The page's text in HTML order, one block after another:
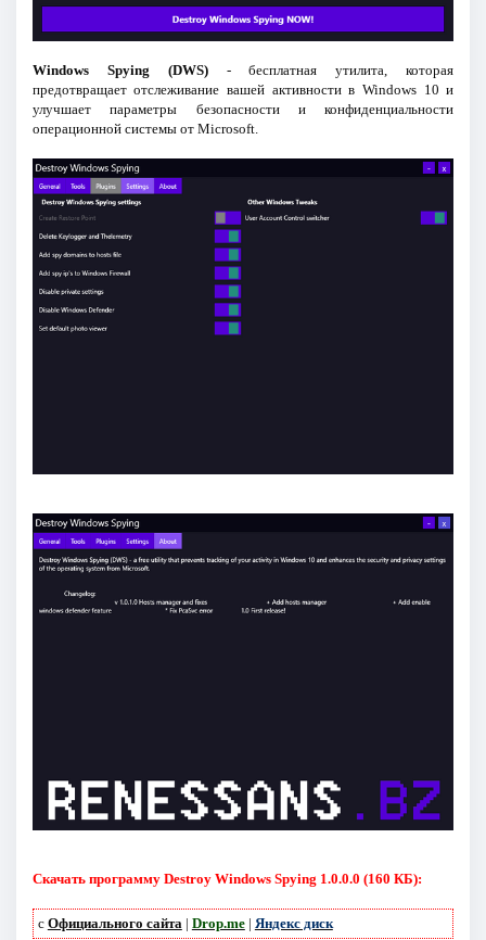
Windows Spying (DWS)- бесплатная утилита, которая
предотвращает отслеживание вашей активности в Windows 10 и
улучшает параметры безопасности и конфиденциальности
операционной системы от Microsoft.
Скачать программу Destroy Windows Spying 1.0.0.0 (160 КБ):
с Официального сайта | Drop.me| Яндекс диск